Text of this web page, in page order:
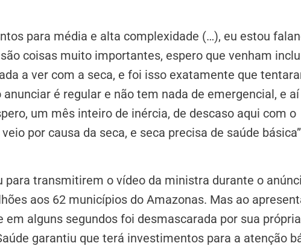
para média e alta complexidade (…), eu estou
coisas muito importantes, espero que venham
a ver com a seca, e foi isso exatamente que
é regular e não tem nada de emergencial, e
um mês inteiro de inércia, de descaso aqui com o
por causa da seca, e seca precisa de saúde
para transmitirem o vídeo da ministra durante o
aos 62 municípios do Amazonas. Mas ao
em alguns segundos foi desmascarada por sua própria
garantiu que terá investimentos para a atenção